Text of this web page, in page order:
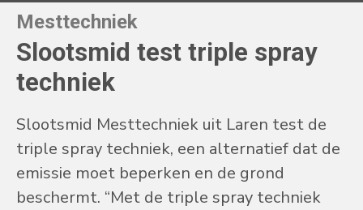
Mesttechniek
Slootsmid test triple spray
techniek
Slootsmid Mesttechniek uit Laren test de
triple spray techniek, een alternatief dat de
emissie moet beperken en de grond
beschermt. “Met de triple spray techniek